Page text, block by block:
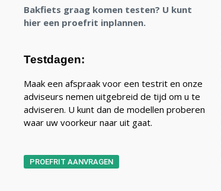
Bakfiets graag komen testen? U kunt
hier een proefrit inplannen.
Testdagen:
Maak een afspraak voor een testrit en onze
adviseurs nemen uitgebreid de tijd om u te
adviseren. U kunt dan de modellen proberen
waar uw voorkeur naar uit gaat.
PROEFRIT AANVRAGEN